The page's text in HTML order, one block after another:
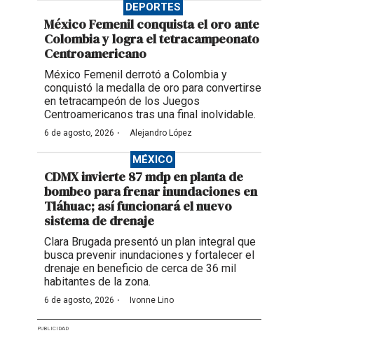
DEPORTES
México Femenil conquista el oro ante
Colombia y logra el tetracampeonato
Centroamericano
México Femenil derrotó a Colombia y
conquistó la medalla de oro para convertirse
en tetracampeón de los Juegos
Centroamericanos tras una final inolvidable.
6 de agosto, 2026 · Alejandro López
MÉXICO
CDMX invierte 87 mdp en planta de
bombeo para frenar inundaciones en
Tláhuac; así funcionará el nuevo
sistema de drenaje
Clara Brugada presentó un plan integral que
busca prevenir inundaciones y fortalecer el
drenaje en beneficio de cerca de 36 mil
habitantes de la zona.
6 de agosto, 2026 · Ivonne Lino
PUBLICIDAD